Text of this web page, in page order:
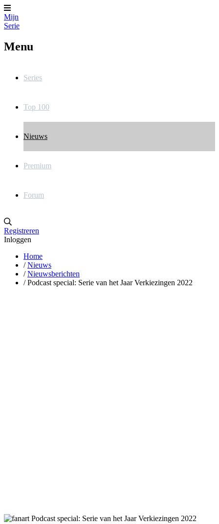
Mijn
Serie
Menu
Series
Top 100
Nieuws
Premium
Forum
Registreren
Inloggen
Home
/ Nieuws
/ Nieuwsberichten
/ Podcast special: Serie van het Jaar Verkiezingen 2022